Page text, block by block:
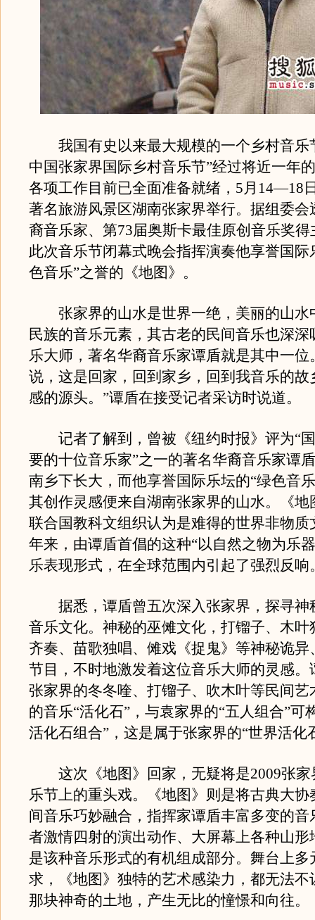
我国有史以来最大规模的一个乡村音
中国张家界国际乡村音乐节”经过将近一年
各项工作目前已全面准备就绪，5月14—18
著名旅游风景区湖南张家界举行。据组委会
裔音乐家、第73届奥斯卡最佳原创音乐奖
此次音乐节闭幕式晚会指挥演奏他享誉国际
色音乐”之誉的《地图》。
张家界的山水是世界一绝，美丽的山水
民族的音乐元素，其古老的民间音乐也深深
乐大师，著名华裔音乐家谭盾就是其中一位
说，这是回家，回到家乡，回到我音乐的故
感的源头。”谭盾在接受记者采访时说道。
记者了解到，曾被《纽约时报》评为“
要的十位音乐家”之一的著名华裔音乐家谭
南乡下长大，而他享誉国际乐坛的“绿色音
其创作灵感便来自湖南张家界的山水。《地
联合国教科文组织认为是难得的世界非物质
年来，由谭盾首倡的这种“以自然之物为乐
乐表现形式，在全球范围内引起了强烈反响
据悉，谭盾曾五次深入张家界，探寻神
音乐文化。神秘的巫傩文化，打镏子、木叶
齐奏、苗歌独唱、傩戏《捉鬼》等神秘诡异
节目，不时地激发着这位音乐大师的灵感。
张家界的冬冬喹、打镏子、吹木叶等民间艺
的音乐“活化石”，与袁家界的“五人组合”可
活化石组合”，这是属于张家界的“世界活化
这次《地图》回家，无疑将是2009张家
乐节上的重头戏。《地图》则是将古典大协
间音乐巧妙融合，指挥家谭盾丰富多变的音
者激情四射的演出动作、大屏幕上各种山形
是该种音乐形式的有机组成部分。舞台上多
求，《地图》独特的艺术感染力，都无法不
那块神奇的土地，产生无比的憧憬和向往。